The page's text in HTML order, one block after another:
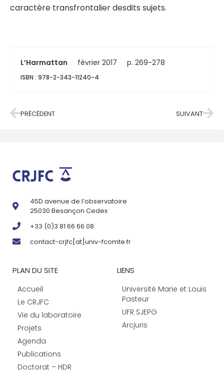
caractère transfrontalier desdits sujets.
L’Harmattan février 2017 p. 269-278
ISBN : 978-2-343-11240-4
PRÉCÉDENT SUIVANT
45D avenue de l’observatoire
25030 Besançon Cedex
+33 (0)3 81 66 66 08
contact-crjfc[at]univ-fcomte.fr
PLAN DU SITE
Accueil
Le CRJFC
Vie du laboratoire
Projets
Agenda
Publications
Doctorat – HDR
LIENS
Université Marie et Louis
Pasteur
UFR SJEPG
Arcjuris